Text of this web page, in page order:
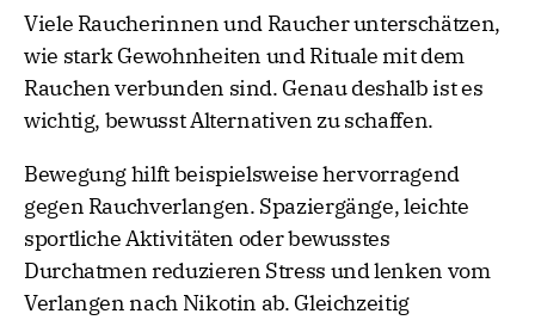
Viele Raucherinnen und Raucher unterschätzen,
wie stark Gewohnheiten und Rituale mit dem
Rauchen verbunden sind. Genau deshalb ist es
wichtig, bewusst Alternativen zu schaffen.
Bewegung hilft beispielsweise hervorragend
gegen Rauchverlangen. Spaziergänge, leichte
sportliche Aktivitäten oder bewusstes
Durchatmen reduzieren Stress und lenken vom
Verlangen nach Nikotin ab. Gleichzeitig